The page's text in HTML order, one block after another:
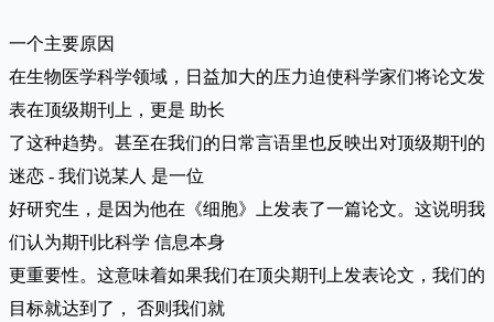
一个主要原因
在生物医学科学领域，日益加大的压力迫使科学家们将论文发
表在顶级期刊上，更是 助长
了这种趋势。甚至在我们的日常言语里也反映出对顶级期刊的
迷恋 - 我们说某人 是一位
好研究生，是因为他在《细胞》上发表了一篇论文。这说明我
们认为期刊比科学 信息本身
更重要性。这意味着如果我们在顶尖期刊上发表论文，我们的
目标就达到了， 否则我们就